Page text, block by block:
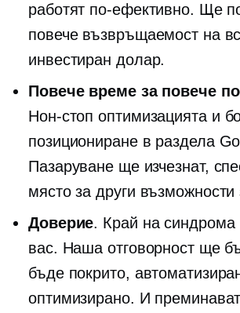
работят по-ефективно. Ще
повече възвръщаемост на
инвестиран долар.
Повече време за повече
Нон-стоп оптимизацията и
позициониране в раздела
Пазаруване ще изчезнат,
място за други възможности
Доверие. Край на синдрома
вас. Наша отговорност ще
бъде покрито,
оптимизирано. И